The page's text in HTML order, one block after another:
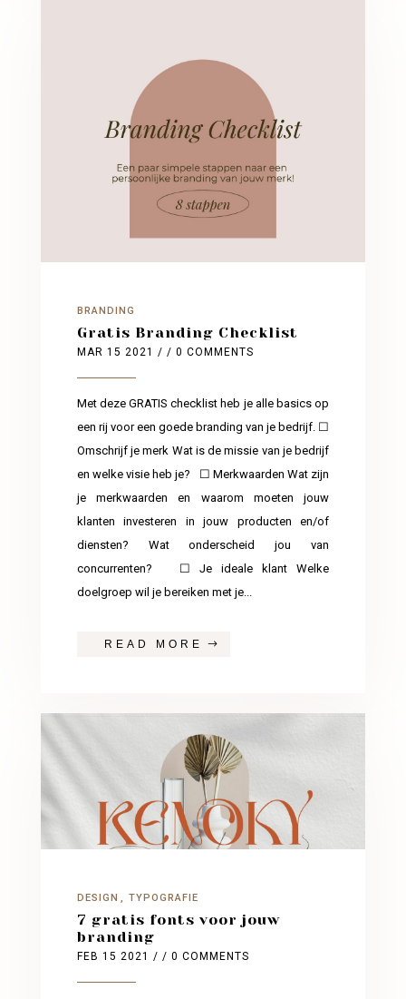
BRANDING
Gratis Branding Checklist
MAR 15 2021 / / 0 COMMENTS
Met deze GRATIS checklist heb je alle basics op
een rij voor een goede branding van je bedrijf. ☐
Omschrijf je merk Wat is de missie van je bedrijf
en welke visie heb je? ☐ Merkwaarden Wat zijn
je merkwaarden en waarom moeten jouw
klanten investeren in jouw producten en/of
diensten? Wat onderscheid jou van
concurrenten? ☐ Je ideale klant Welke
doelgroep wil je bereiken met je...
READ MORE
DESIGN TYPOGRAFIE
7 gratis fonts voor jouw
branding
FEB 15 2021 / / 0 COMMENTS